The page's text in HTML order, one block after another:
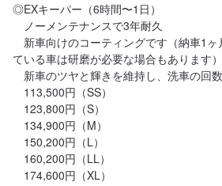
◎EXキーパー（6時間〜1日）
ノーメンテナンスで3年耐久
新車向けのコーティングです（納車1
ている車は研磨が必要な場合もあります）
新車のツヤと輝きを維持し、洗車の回
113,500円（SS）
123,800円（S）
134,900円（M）
150,200円（L）
160,200円（LL）
174,600円（XL）